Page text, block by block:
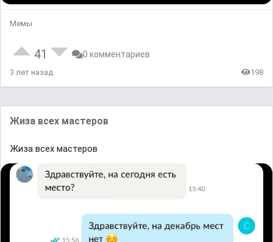
Мемы
41 0 комментариев
3 лет назад 198
Жизa всех ᴍacтероʙ
Жизa всех ᴍacтероʙ